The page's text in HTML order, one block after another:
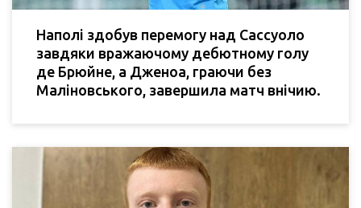
Наполі здобув перемогу над Сассуоло
завдяки вражаючому дебютному голу
де Брюйне, а Дженоа, граючи без
Маліновського, завершила матч внічию.